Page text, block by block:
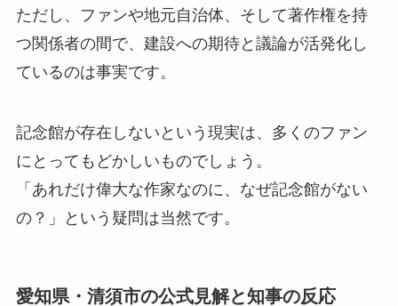
ただし、ファンや地元自治体、そして著作権を持
つ関係者の間で、建設への期待と議論が活発化し
ているのは事実です。
記念館が存在しないという現実は、多くのファン
にとってもどかしいものでしょう。
「あれだけ偉大な作家なのに、なぜ記念館がない
の？」という疑問は当然です。
愛知県・清須市の公式見解と知事の反応